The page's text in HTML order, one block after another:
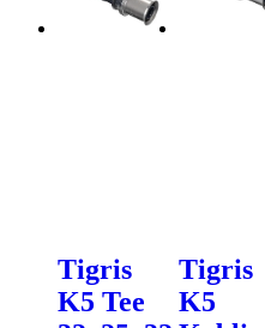
Tigris
K5 Tee
Tigris
K5